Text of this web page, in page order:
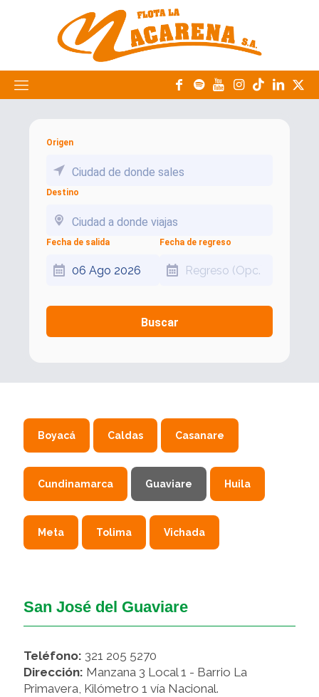
Origen
Ciudad de donde sales
Destino
Ciudad a donde viajas
Fecha de salida Fecha de regreso
Buscar
Boyacá Caldas Casanare
Cundinamarca Guaviare Huila
Meta Tolima Vichada
San José del Guaviare
Teléfono: 321 205 5270
Dirección: Manzana 3 Local 1 - Barrio La
Primavera, Kilómetro 1 vía Nacional.